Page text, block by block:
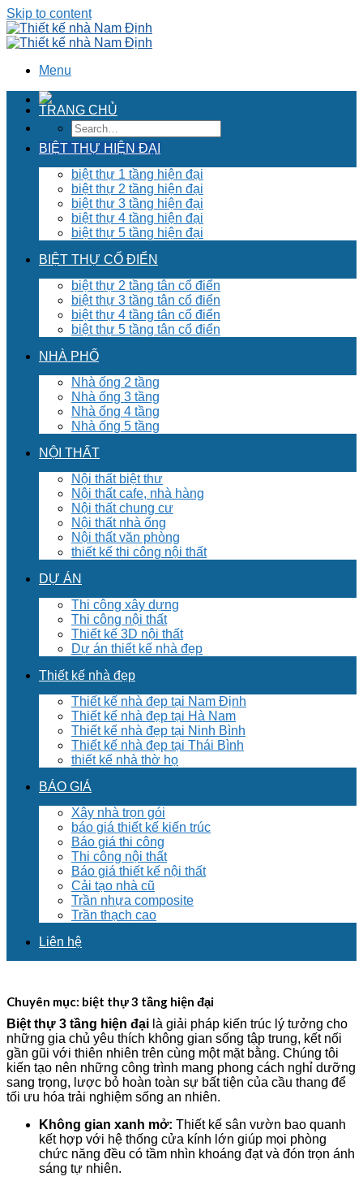
Skip to content
Menu
TRANG CHỦ
BIỆT THỰ HIỆN ĐẠI
biệt thự 1 tầng hiện đại
biệt thự 2 tầng hiện đại
biệt thự 3 tầng hiện đại
biệt thự 4 tầng hiện đại
biệt thự 5 tầng hiện đại
BIỆT THỰ CỔ ĐIỂN
biệt thự 2 tầng tân cổ điển
biệt thự 3 tầng tân cổ điển
biệt thự 4 tầng tân cổ điển
biệt thự 5 tầng tân cổ điển
NHÀ PHỐ
Nhà ống 2 tầng
Nhà ống 3 tầng
Nhà ống 4 tầng
Nhà ống 5 tầng
NỘI THẤT
Nội thất biệt thư
Nội thất cafe, nhà hàng
Nội thất chung cư
Nội thất nhà ống
Nội thất văn phòng
thiết kế thi công nội thất
DỰ ÁN
Thi công xây dựng
Thi công nội thất
Thiết kế 3D nội thất
Dự án thiết kế nhà đẹp
Thiết kế nhà đẹp
Thiết kế nhà đẹp tại Nam Định
Thiết kế nhà đẹp tại Hà Nam
Thiết kế nhà đẹp tại Ninh Bình
Thiết kế nhà đẹp tại Thái Bình
thiết kế nhà thờ họ
BÁO GIÁ
Xây nhà trọn gói
báo giá thiết kế kiến trúc
Báo giá thi công
Thi công nội thất
Báo giá thiết kế nội thất
Cải tạo nhà cũ
Trần nhựa composite
Trần thạch cao
Liên hệ
Chuyên mục: biệt thự 3 tầng hiện đại
Biệt thự 3 tầng hiện đại là giải pháp kiến trúc lý tưởng cho
những gia chủ yêu thích không gian sống tập trung, kết nối
gần gũi với thiên nhiên trên cùng một mặt bằng. Chúng tôi
kiến tạo nên những công trình mang phong cách nghỉ dưỡng
sang trọng, lược bỏ hoàn toàn sự bất tiện của cầu thang để
tối ưu hóa trải nghiệm sống an nhiên.
Không gian xanh mở: Thiết kế sân vườn bao quanh
kết hợp với hệ thống cửa kính lớn giúp mọi phòng
chức năng đều có tầm nhìn khoáng đạt và đón trọn ánh
sáng tự nhiên.